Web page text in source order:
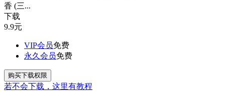
香 (三...
下载
9.9元
VIP会员免费
永久会员免费
购买下载权限
若不会下载，这里有教程